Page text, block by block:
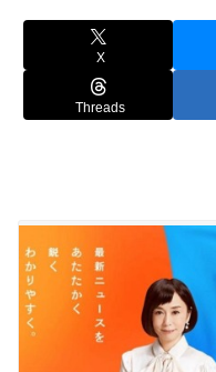
X
Threads